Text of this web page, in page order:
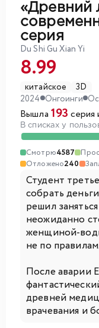
«Древний
серия
Du Shi Gu Xian Yi
8.99
китайское
3D
2024 Онгоинги
Вышла 193 серия
В списках у
Смотрю4587
Отложено240
Студент
собрать
решил
неожиданно
женщиной-
не по правилам.
После аварии
древней
врачевания и